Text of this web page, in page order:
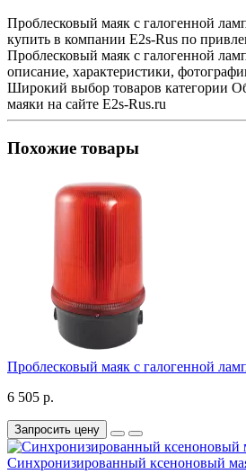
Проблесковый маяк с галогенной
купить в компании E2s-Rus по
Проблесковый маяк с галогенной
описание, характеристики,
Широкий выбор товаров категории
маяки на сайте E2s-Rus.ru
Похожие товары
Проблесковый маяк с галогенной
6 505 р.
Запросить цену
Синхронизированный ксеноновый